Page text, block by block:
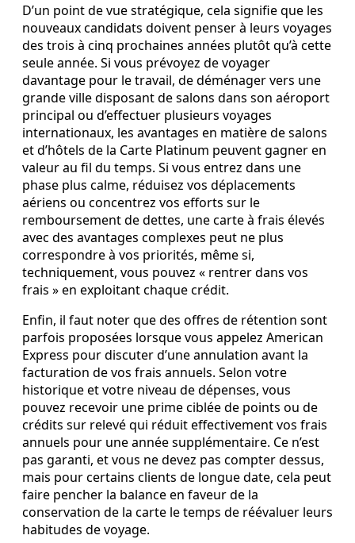
D’un point de vue stratégique, cela signifie que les
nouveaux candidats doivent penser à leurs voyages
des trois à cinq prochaines années plutôt qu’à cette
seule année. Si vous prévoyez de voyager
davantage pour le travail, de déménager vers une
grande ville disposant de salons dans son aéroport
principal ou d’effectuer plusieurs voyages
internationaux, les avantages en matière de salons
et d’hôtels de la Carte Platinum peuvent gagner en
valeur au fil du temps. Si vous entrez dans une
phase plus calme, réduisez vos déplacements
aériens ou concentrez vos efforts sur le
remboursement de dettes, une carte à frais élevés
avec des avantages complexes peut ne plus
correspondre à vos priorités, même si,
techniquement, vous pouvez « rentrer dans vos
frais » en exploitant chaque crédit.
Enfin, il faut noter que des offres de rétention sont
parfois proposées lorsque vous appelez American
Express pour discuter d’une annulation avant la
facturation de vos frais annuels. Selon votre
historique et votre niveau de dépenses, vous
pouvez recevoir une prime ciblée de points ou de
crédits sur relevé qui réduit effectivement vos frais
annuels pour une année supplémentaire. Ce n’est
pas garanti, et vous ne devez pas compter dessus,
mais pour certains clients de longue date, cela peut
faire pencher la balance en faveur de la
conservation de la carte le temps de réévaluer leurs
habitudes de voyage.